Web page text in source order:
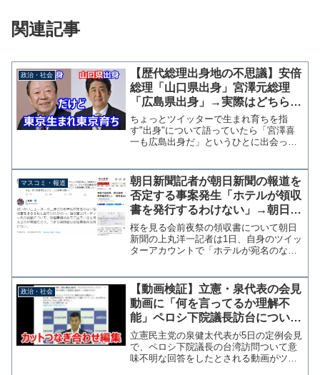
関連記事
政治・社会
【歴代総理出身地の不思議】安倍
総理「山口県出身」宮澤元総理
「広島県出身」→実際はどちらも
東京生まれ東京育ち
ちょっとツイッターで生まれ育ちを指
す"出身"について語っていたら「宮澤喜
一も広島出身だ」というひとに出会って
理は山口県出身と言われてますが、東京
都で生まれ成蹊小学校から...
マスコミ・報道
朝日新聞記者が朝日新聞の報道を
否定する事案発生「ホテルが領収
書を発行するわけない」→朝日新
聞が現物公開してた
桜を見る会前夜祭の領収書について朝日
新聞の上丸洋一記者は1日、自身のツイッ
ターアカウントで「ホテルが宛名のない
いニューオータニほどのホテルが宛名の
ない領収書を８００枚も...
政治・社会
【動画検証】立憲・泉代表の会見
動画に「何を言ってるか理解不
能」ペロシ下院議長訪台について
のコメントは悪質な切取り編集
立憲民主党の泉健太代表が5日の定例会見
で、ペロシ下院議長の台湾訪問ついて意
味不明な回答をしたとされる動画がツイ